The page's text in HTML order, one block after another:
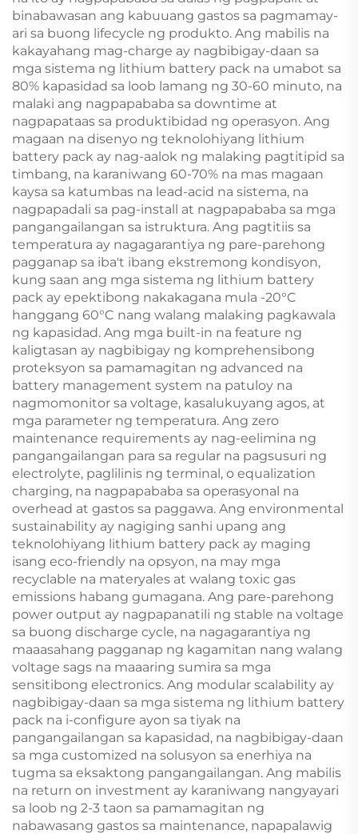
binabawasan ang kabuuang gastos sa pagmamay-
ari sa buong lifecycle ng produkto. Ang mabilis na
kakayahang mag-charge ay nagbibigay-daan sa
mga sistema ng lithium battery pack na umabot sa
80% kapasidad sa loob lamang ng 30-60 minuto, na
malaki ang nagpapababa sa downtime at
nagpapataas sa produktibidad ng operasyon. Ang
magaan na disenyo ng teknolohiyang lithium
battery pack ay nag-aalok ng malaking pagtitipid sa
timbang, na karaniwang 60-70% na mas magaan
kaysa sa katumbas na lead-acid na sistema, na
nagpapadali sa pag-install at nagpapababa sa mga
pangangailangan sa istruktura. Ang pagtitiis sa
temperatura ay nagagarantiya ng pare-parehong
pagganap sa iba't ibang ekstremong kondisyon,
kung saan ang mga sistema ng lithium battery
pack ay epektibong nakakagana mula -20°C
hanggang 60°C nang walang malaking pagkawala
ng kapasidad. Ang mga built-in na feature ng
kaligtasan ay nagbibigay ng komprehensibong
proteksyon sa pamamagitan ng advanced na
battery management system na patuloy na
nagmomonitor sa voltage, kasalukuyang agos, at
mga parameter ng temperatura. Ang zero
maintenance requirements ay nag-eelimina ng
pangangailangan para sa regular na pagsusuri ng
electrolyte, paglilinis ng terminal, o equalization
charging, na nagpapababa sa operasyonal na
overhead at gastos sa paggawa. Ang environmental
sustainability ay nagiging sanhi upang ang
teknolohiyang lithium battery pack ay maging
isang eco-friendly na opsyon, na may mga
recyclable na materyales at walang toxic gas
emissions habang gumagana. Ang pare-parehong
power output ay nagpapanatili ng stable na voltage
sa buong discharge cycle, na nagagarantiya ng
maaasahang pagganap ng kagamitan nang walang
voltage sags na maaaring sumira sa mga
sensitibong electronics. Ang modular scalability ay
nagbibigay-daan sa mga sistema ng lithium battery
pack na i-configure ayon sa tiyak na
pangangailangan sa kapasidad, na nagbibigay-daan
sa mga customized na solusyon sa enerhiya na
tugma sa eksaktong pangangailangan. Ang mabilis
na return on investment ay karaniwang nangyayari
sa loob ng 2-3 taon sa pamamagitan ng
nabawasang gastos sa maintenance, napapalawig